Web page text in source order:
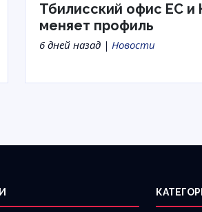
Тбилисский офис ЕС и
меняет профиль
6 дней назад | Новости